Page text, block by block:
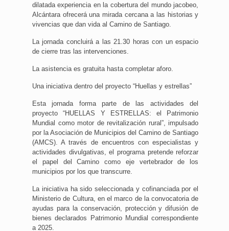
dilatada experiencia en la cobertura del mundo jacobeo,
Alcántara ofrecerá una mirada cercana a las historias y
vivencias que dan vida al Camino de Santiago.
La jornada concluirá a las 21.30 horas con un espacio
de cierre tras las intervenciones.
La asistencia es gratuita hasta completar aforo.
Una iniciativa dentro del proyecto “Huellas y estrellas”
Esta jornada forma parte de las actividades del
proyecto “HUELLAS Y ESTRELLAS: el Patrimonio
Mundial como motor de revitalización rural”, impulsado
por la Asociación de Municipios del Camino de Santiago
(AMCS). A través de encuentros con especialistas y
actividades divulgativas, el programa pretende reforzar
el papel del Camino como eje vertebrador de los
municipios por los que transcurre.
La iniciativa ha sido seleccionada y cofinanciada por el
Ministerio de Cultura, en el marco de la convocatoria de
ayudas para la conservación, protección y difusión de
bienes declarados Patrimonio Mundial correspondiente
a 2025.